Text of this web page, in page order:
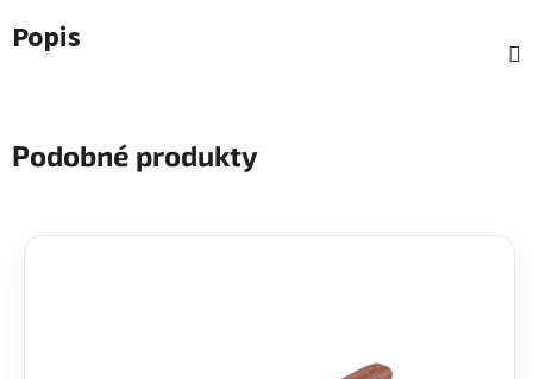
Popis
Podobné produkty